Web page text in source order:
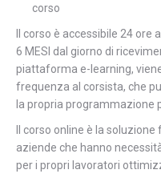
corso
Il corso è accessibile 24 ore
6 MESI dal giorno di
piattaforma e-learning,
frequenza al corsista, che
la propria programmazione
Il corso online è la
aziende che hanno
per i propri lavoratori